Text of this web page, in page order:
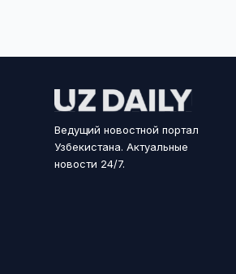
Ведущий новостной портал
Узбекистана. Актуальные
новости 24/7.